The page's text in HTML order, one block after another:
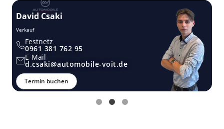
Thomas Möstel
Verkauf
Festnetz
0961 381 762 95
E-Mail
t.moestel@automobile-voit.de
Termin buchen